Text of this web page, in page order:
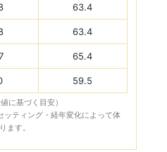
63.4
63.4
65.4
59.5
に基づく目安）
ティング・経年変化によって体
ます。